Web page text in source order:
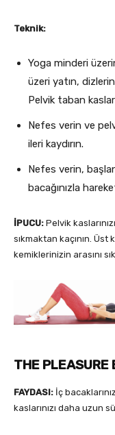
Teknik:
Yoga minderi
üzeri yatın,
Pelvik taban
Nefes verin ve
ileri kaydırın.
Nefes verin,
bacağınızla
İPUCU: Pelvik
sıkmaktan kaçının. Üst
kemiklerinizin arasını
THE PLEASURE
FAYDASI: İç
kaslarınızı daha uzun